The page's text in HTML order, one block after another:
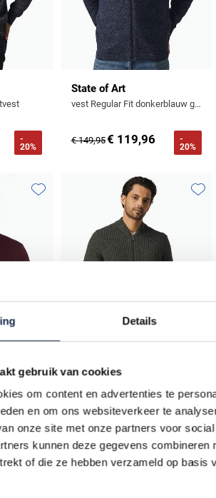
Details
gebruik van cookies
om content en advertenties te
en om ons websiteverkeer te
onze site met onze partners voor
kunnen deze gegevens combineren
of die ze hebben verzameld op basis
-
20%
State of Art
vest Regular Fit donkerblauw gemeleerd
€ 149,95€ 119,96
-
20%
fit
20%
Toevoegen aan favorieten
State of Art
Vest groen wol
€ 189,95€ 151,96
-
20%